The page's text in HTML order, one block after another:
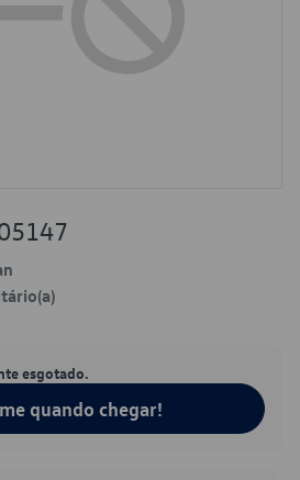
esgotado.
quando chegar!